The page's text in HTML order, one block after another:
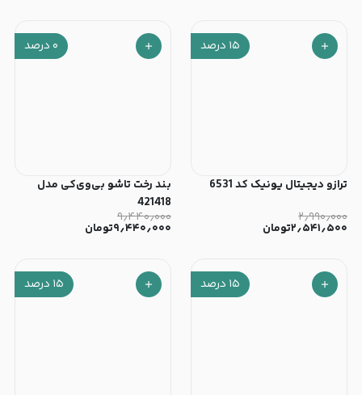
۱۵ درصد
ترازو دیجیتال یونیک کد 6531
۲٫۹۹۰٫۰۰۰
۲٫۵۴۱٫۵۰۰تومان
۰ درصد
بند رخت تاشو بی‌وی‌کی مدل
421418
۹٫۴۴۰٫۰۰۰
۹٫۴۴۰٫۰۰۰تومان
۱۵ درصد ۱۵ درصد